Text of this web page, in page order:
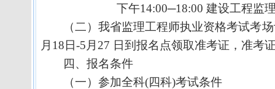
下午14:00─18:00建设工程监
（二）我省监理工程师执业资格考试考
月 18 日-5 月 27 日到报名点领取准考证，准考
四、报名条件
（一）参加全科(四科)考试条件